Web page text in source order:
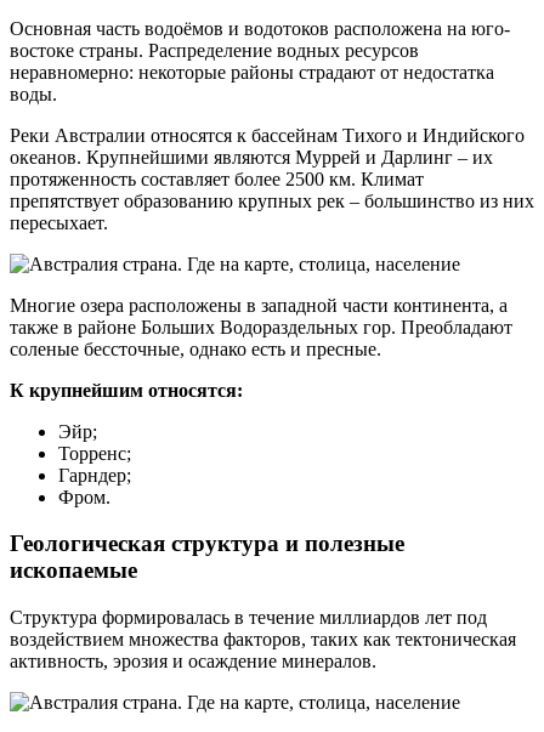
Основная часть водоёмов и водотоков расположена на юго-
востоке страны. Распределение водных ресурсов
неравномерно: некоторые районы страдают от недостатка
воды.
Реки Австралии относятся к бассейнам Тихого и Индийского
океанов. Крупнейшими являются Муррей и Дарлинг – их
протяженность составляет более 2500 км. Климат
препятствует образованию крупных рек – большинство из них
пересыхает.
Многие озера расположены в западной части континента, а
также в районе Больших Водораздельных гор. Преобладают
соленые бессточные, однако есть и пресные.
К крупнейшим относятся:
Эйр;
Торренс;
Гарндер;
Фром.
Геологическая структура и полезные
ископаемые
Структура формировалась в течение миллиардов лет под
воздействием множества факторов, таких как тектоническая
активность, эрозия и осаждение минералов.